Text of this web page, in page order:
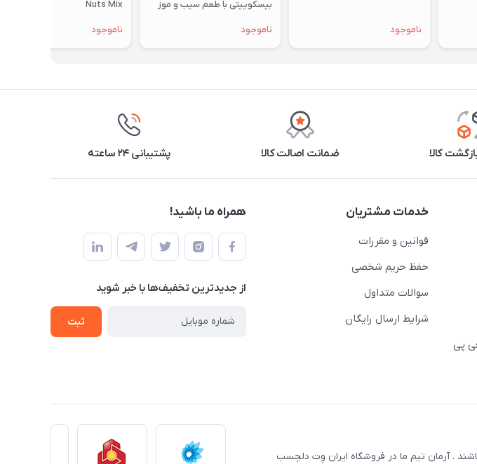
ناموجود
بیسکوییتی با طعم سیب و موز
ناموجود
Nuts Mix
ناموجود
کالا ضمانت اصالت کالا پشتیبانی ۲۴ ساعته
پی
خدمات مشتریان
قوانین و مقررات
حفظ حریم شخصی
سوالات متداول
شرایط ارسال رایگان
همراه ما باشید!
از جدید‌ترین تخفیف‌ها با‌ خبر شوید
ثبت
. آرمان تیم ما در فروشگاه ایران وِت دلچسب